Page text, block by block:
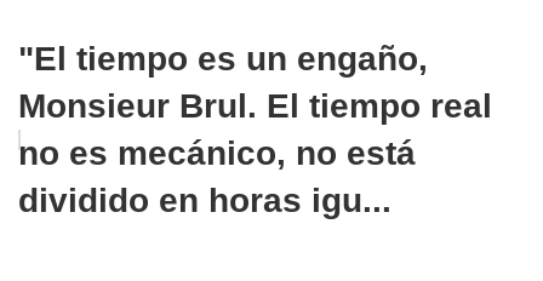
"El tiempo es un engaño,
Monsieur Brul. El tiempo real
no es mecánico, no está
dividido en horas igu...